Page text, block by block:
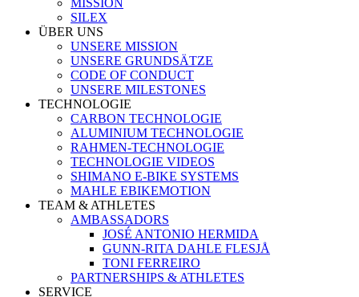
MISSION
SILEX
ÜBER UNS
UNSERE MISSION
UNSERE GRUNDSÄTZE
CODE OF CONDUCT
UNSERE MILESTONES
TECHNOLOGIE
CARBON TECHNOLOGIE
ALUMINIUM TECHNOLOGIE
RAHMEN-TECHNOLOGIE
TECHNOLOGIE VIDEOS
SHIMANO E-BIKE SYSTEMS
MAHLE EBIKEMOTION
TEAM & ATHLETES
AMBASSADORS
JOSÉ ANTONIO HERMIDA
GUNN-RITA DAHLE FLESJÅ
TONI FERREIRO
PARTNERSHIPS & ATHLETES
SERVICE